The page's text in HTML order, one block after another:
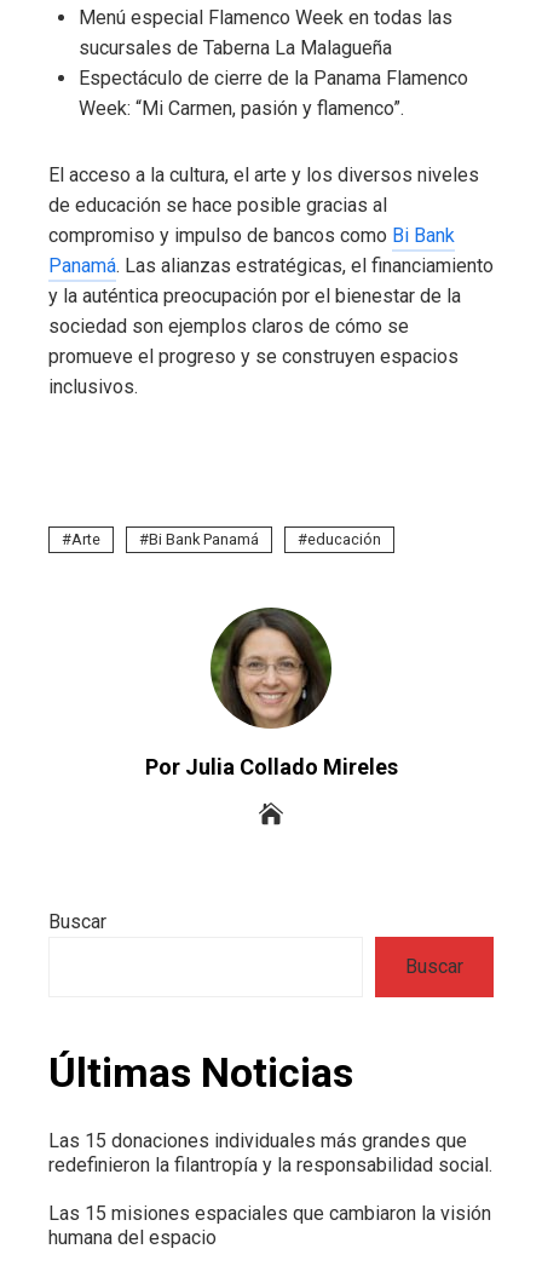
Menú especial Flamenco Week en todas las
sucursales de Taberna La Malagueña
Espectáculo de cierre de la Panama Flamenco
Week: “Mi Carmen, pasión y flamenco”.
El acceso a la cultura, el arte y los diversos niveles
de educación se hace posible gracias al
compromiso y impulso de bancos como Bi Bank
Panamá. Las alianzas estratégicas, el financiamiento
y la auténtica preocupación por el bienestar de la
sociedad son ejemplos claros de cómo se
promueve el progreso y se construyen espacios
inclusivos.
Arte Bi Bank Panamá educación
Por Julia Collado Mireles
Buscar
Buscar
Últimas Noticias
Las 15 donaciones individuales más grandes que
redefinieron la filantropía y la responsabilidad social.
Las 15 misiones espaciales que cambiaron la visión
humana del espacio